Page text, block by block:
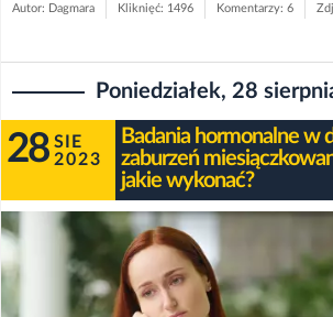
Autor: Dagmara Kliknięć: 1496 Komentarzy: 6
Poniedziałek, 28
28 SIE
2023
Badania hormonalne w
zaburzeń
jakie wykonać?